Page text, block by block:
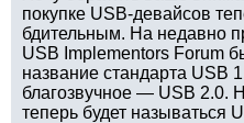
покупке USB-девайсов
бдительным. На недавно
USB Implementors Forum
название стандарта USB
благозвучное — USB 2.0.
теперь будет называться